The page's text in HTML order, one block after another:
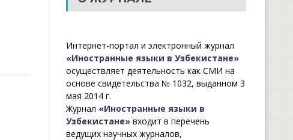
Интернет-портал и электронный журнал
«Иностранные языки в Узбекистане»
осуществляет деятельность как СМИ на
основе свидетельства № 1032, выданном 3
мая 2014 г.
Журнал «Иностранные языки в
Узбекистане»входит в перечень
ведущих научных журналов,